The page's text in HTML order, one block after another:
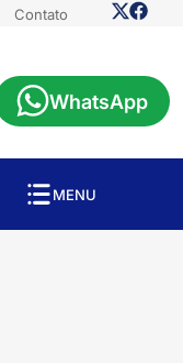
Contato
WhatsApp
MENU